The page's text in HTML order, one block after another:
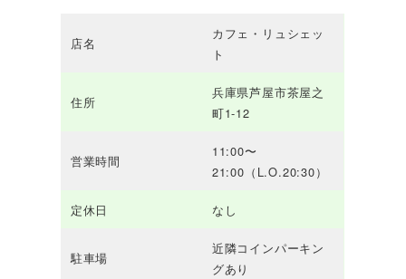
店名
カフェ・リュシェッ
ト
住所
兵庫県芦屋市茶屋之
町1-12
営業時間
11:00〜
21:00（L.O.20:30）
定休日 なし
駐車場
近隣コインパーキン
グあり